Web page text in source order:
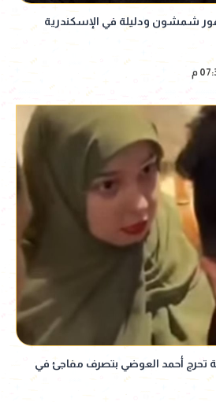
شمشون ودليلة في الإسكندرية
تحرج أحمد العوضي بتصرف مفاجئ في